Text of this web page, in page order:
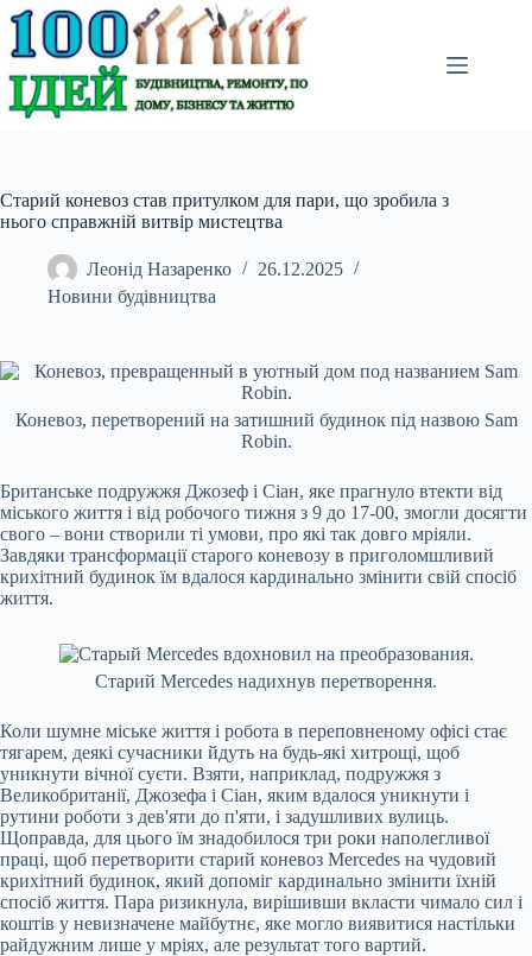
Перейти
до
вмісту
Старий коневоз став притулком для пари, що зробила з
нього справжній витвір мистецтва
Леонід Назаренко
26.12.2025
Новини будівництва
Коневоз, перетворений на затишний будинок під назвою Sam
Robin.
Британське подружжя Джозеф і Сіан, яке прагнуло втекти від
міського життя і від робочого тижня з 9 до 17-00, змогли досягти
свого – вони створили ті умови, про які так довго мріяли.
Завдяки трансформації старого коневозу в приголомшливий
крихітний будинок їм вдалося кардинально змінити свій спосіб
життя.
Старий Mercedes надихнув перетворення.
Коли шумне міське життя і робота в переповненому офісі стає
тягарем, деякі сучасники йдуть на будь-які хитрощі, щоб
уникнути вічної суєти. Взяти, наприклад, подружжя з
Великобританії, Джозефа і Сіан, яким вдалося уникнути і
рутини роботи з дев'яти до п'яти, і задушливих вулиць.
Щоправда, для цього їм знадобилося три роки наполегливої
праці, щоб перетворити старий коневоз Mercedes на чудовий
крихітний будинок, який допоміг кардинально змінити їхній
спосіб життя. Пара ризикнула, вирішивши вкласти чимало сил і
коштів у невизначене майбутнє, яке могло виявитися настільки
райдужним лише у мріях, але результат того вартий.